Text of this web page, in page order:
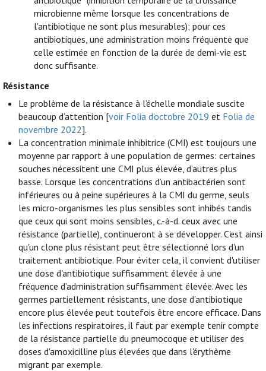
microbienne même lorsque les concentrations de
l'antibiotique ne sont plus mesurables); pour ces
antibiotiques, une administration moins fréquente que
celle estimée en fonction de la durée de demi-vie est
donc suffisante.
Résistance
Le problème de la résistance à l’échelle mondiale suscite
beaucoup d’attention [voir Folia d'octobre 2019 et Folia de
novembre 2022].
La concentration minimale inhibitrice (CMI) est toujours une
moyenne par rapport à une population de germes: certaines
souches nécessitent une CMI plus élevée, d’autres plus
basse. Lorsque les concentrations d’un antibactérien sont
inférieures ou à peine supérieures à la CMI du germe, seuls
les micro-organismes les plus sensibles sont inhibés tandis
que ceux qui sont moins sensibles, c.-à-d. ceux avec une
résistance (partielle), continueront à se développer. C'est ainsi
qu'un clone plus résistant peut être sélectionné lors d'un
traitement antibiotique. Pour éviter cela, il convient d'utiliser
une dose d'antibiotique suffisamment élevée à une
fréquence d’administration suffisamment élevée. Avec les
germes partiellement résistants, une dose d’antibiotique
encore plus élevée peut toutefois être encore efficace. Dans
les infections respiratoires, il faut par exemple tenir compte
de la résistance partielle du pneumocoque et utiliser des
doses d'amoxicilline plus élevées que dans l'érythème
migrant par exemple.